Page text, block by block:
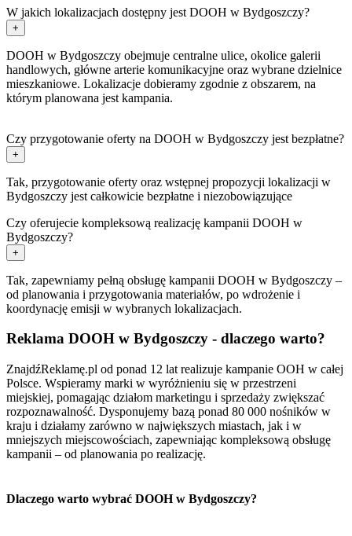
W jakich lokalizacjach dostępny jest DOOH w Bydgoszczy?
+
DOOH w Bydgoszczy obejmuje centralne ulice, okolice galerii
handlowych, główne arterie komunikacyjne oraz wybrane dzielnice
mieszkaniowe. Lokalizacje dobieramy zgodnie z obszarem, na
którym planowana jest kampania.
Czy przygotowanie oferty na DOOH w Bydgoszczy jest bezpłatne?
+
Tak, przygotowanie oferty oraz wstępnej propozycji lokalizacji w
Bydgoszczy jest całkowicie bezpłatne i niezobowiązujące
Czy oferujecie kompleksową realizację kampanii DOOH w
Bydgoszczy?
+
Tak, zapewniamy pełną obsługę kampanii DOOH w Bydgoszczy –
od planowania i przygotowania materiałów, po wdrożenie i
koordynację emisji w wybranych lokalizacjach.
Reklama DOOH w Bydgoszczy - dlaczego warto?
ZnajdźReklamę.pl od ponad 12 lat realizuje kampanie OOH w całej
Polsce. Wspieramy marki w wyróżnieniu się w przestrzeni
miejskiej, pomagając działom marketingu i sprzedaży zwiększać
rozpoznawalność. Dysponujemy bazą ponad 80 000 nośników w
kraju i działamy zarówno w największych miastach, jak i w
mniejszych miejscowościach, zapewniając kompleksową obsługę
kampanii – od planowania po realizację.
Dlaczego warto wybrać DOOH w Bydgoszczy?